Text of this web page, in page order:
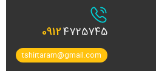
09124725745
tshirtaram@gmail.com